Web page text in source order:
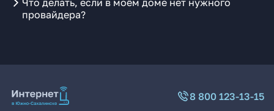
Что делать, если в моём доме нет нужного
провайдера?
8 800 123-13-15